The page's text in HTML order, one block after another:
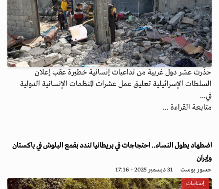
حذّرت عشر دول غربية من تداعيات إنسانية خطيرة عقب إعلان
السلطات الإسرائيلية تعليق عمل عشرات المنظمات الإنسانية الدولية
في...
متابعة القراءة ...
اضطهاد يطول النساء.. احتجاجات في بريطانيا تندد بقمع البلوش في باكستان
وإيران
جسور بوست 31 ديسمبر 2025 - 17:16
إنسانيات